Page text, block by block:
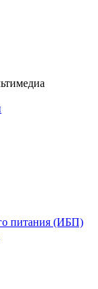
питания (ИБП)